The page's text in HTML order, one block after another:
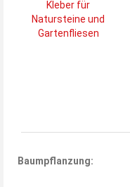
Baumpflanzung: